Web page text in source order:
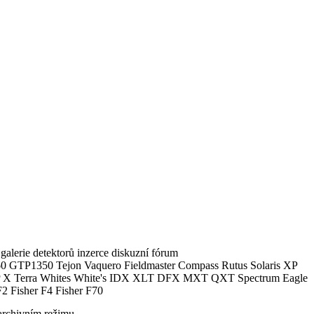
detektorů inzerce diskuzní fórum
Tejon Vaquero Fieldmaster Compass Rutus Solaris XP
Terra Whites White's IDX XLT DFX MXT QXT Spectrum Eagle
Fisher F4 Fisher F70